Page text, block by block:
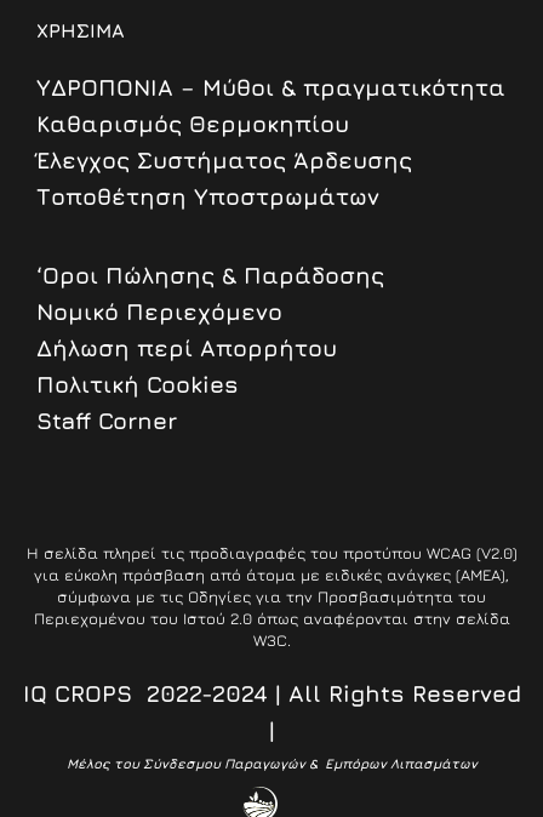
ΧΡΗΣΙΜΑ
ΥΔΡΟΠΟΝΙΑ – Μύθοι & πραγματικότητα
Καθαρισμός Θερμοκηπίου
Έλεγχος Συστήματος Άρδευσης
Τοποθέτηση Υποστρωμάτων
‘Οροι Πώλησης & Παράδοσης
Nομικό Περιεχόμενο
Δήλωση περί Απορρήτου
Πολιτική Cookies
Staff Corner
Η σελίδα πληρεί τις προδιαγραφές του προτύπου WCAG (V2.0)
για εύκολη πρόσβαση από άτομα με ειδικές ανάγκες (ΑΜΕΑ),
σύμφωνα με τις Οδηγίες για την Προσβασιμότητα του
Περιεχομένου του Ιστού 2.0 όπως αναφέρονται στην σελίδα
W3C.
IQ CROPS 2022-2024 | All Rights Reserved
|
Μέλος του Σύνδεσμου Παραγωγών & Εμπόρων Λιπασμάτων